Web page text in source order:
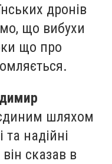
дронів
що вибухи
що про
шляхом
та надійні
сказав в